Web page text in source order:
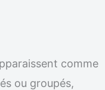
comme
ou groupés,